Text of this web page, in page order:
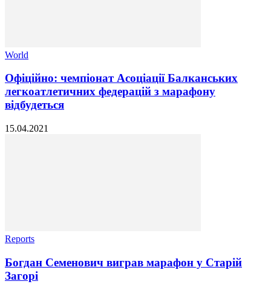
World
Офіційно: чемпіонат Асоціації Балканських
легкоатлетичних федерацій з марафону
відбудеться
15.04.2021
Reports
Богдан Семенович виграв марафон у Старій
Загорі